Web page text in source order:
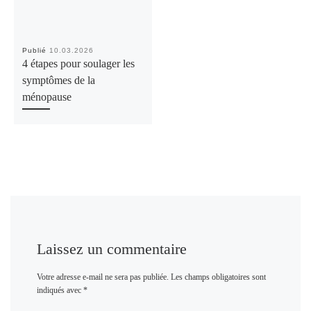
Publié 10.03.2026
4 étapes pour soulager les
symptômes de la
ménopause
Laissez un commentaire
Votre adresse e-mail ne sera pas publiée. Les champs obligatoires sont
indiqués avec *